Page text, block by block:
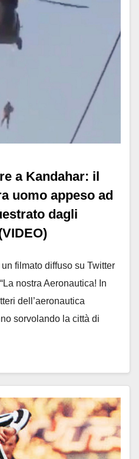
a Kandahar: il
uomo appeso ad
dagli
filmato diffuso su Twitter
nostra Aeronautica! In
dell’aeronautica
sorvolando la città di